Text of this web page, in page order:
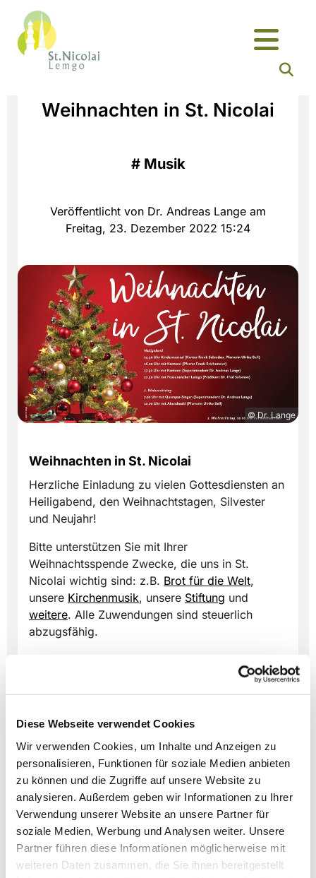
Diese Webseite verwendet Cookies
Wir verwenden Cookies, um Inhalte und Anzeigen zu
personalisieren, Funktionen für soziale Medien anbieten
zu können und die Zugriffe auf unsere Website zu
analysieren. Außerdem geben wir Informationen zu Ihrer
Verwendung unserer Website an unsere Partner für
soziale Medien, Werbung und Analysen weiter. Unsere
Partner führen diese Informationen möglicherweise mit
weiteren Daten zusammen, die Sie ihnen bereitgestellt
Weihnachten in St. Nicolai
# Musik
Veröffentlicht von Dr. Andreas Lange am
Freitag, 23. Dezember 2022 15:24
© Dr. Lange
Weihnachten in St. Nicolai
Herzliche Einladung zu vielen Gottesdiensten an
Heiligabend, den Weihnachtstagen, Silvester
und Neujahr!
Bitte unterstützen Sie mit Ihrer
Weihnachtsspende Zwecke, die uns in St.
Nicolai wichtig sind: z.B. Brot für die Welt,
unsere Kirchenmusik, unsere Stiftung und
weitere. Alle Zuwendungen sind steuerlich
abzugsfähig.
Dies könnte Sie auch
interessieren